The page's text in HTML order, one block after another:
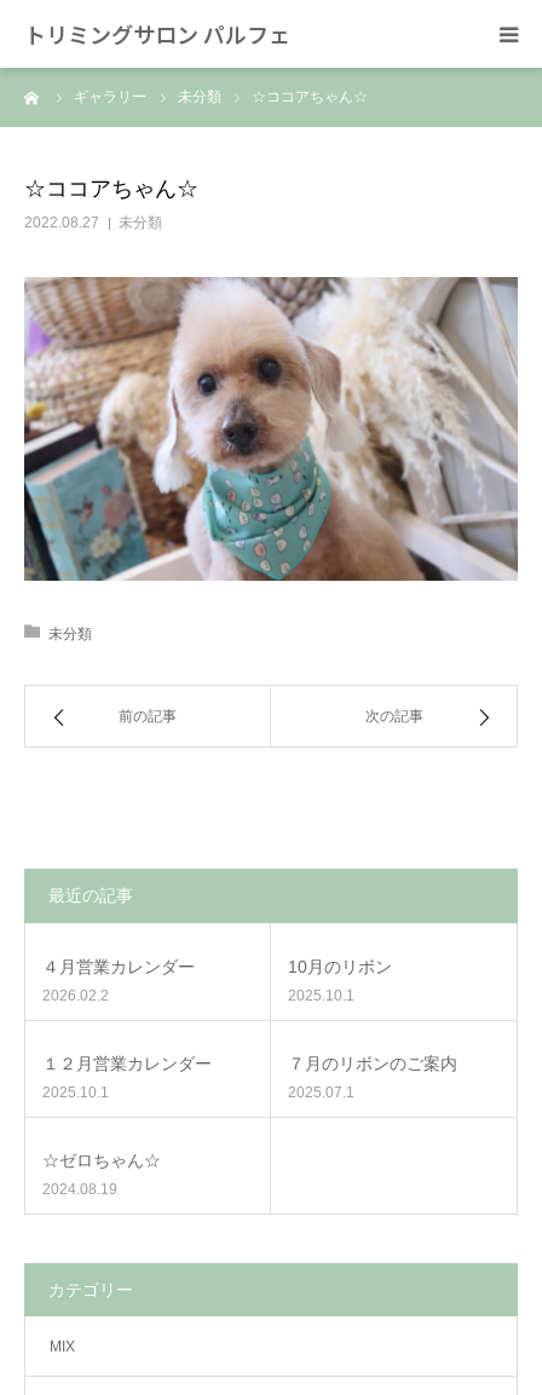
トリミングサロン パルフェ
ギャラリー 未分類 ☆ココアちゃん☆
☆ココアちゃん☆
2022.08.27 未分類
未分類
前の記事 次の記事
最近の記事
４月営業カレンダー
2026.02.2
10月のリボン
2025.10.1
１２月営業カレンダー
2025.10.1
７月のリボンのご案内
2025.07.1
☆ゼロちゃん☆
2024.08.19
カテゴリー
MIX
HOME
スタッフ
SNS/リンク